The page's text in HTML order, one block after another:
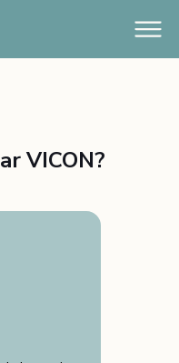
VICON?